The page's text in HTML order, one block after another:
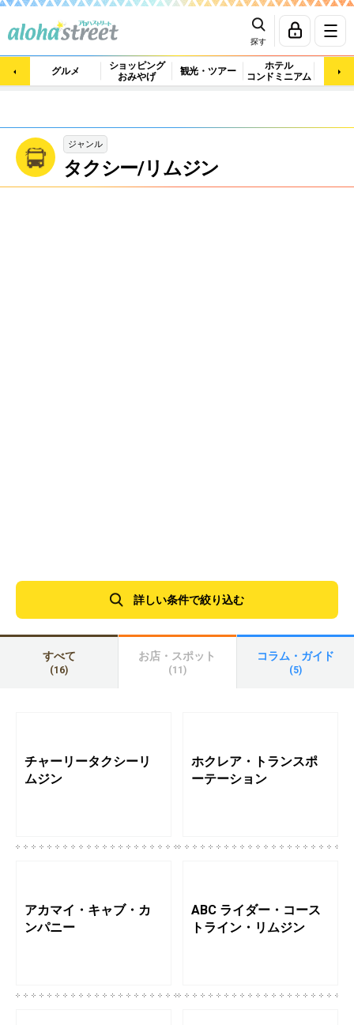
探す
グルメ
ショッピング
おみやげ
観光・ツアー
ホテル
コンドミニアム
マッ
ジャンル
タクシー/リムジン
詳しい条件で絞り込む
すべて
(16)
お店・スポット
(11)
コラム・ガイド
(5)
チャーリータクシーリ
ムジン
ホクレア・トランスポ
ーテーション
アカマイ・キャブ・カ
ンパニー
ABC ライダー・コース
トライン・リムジン